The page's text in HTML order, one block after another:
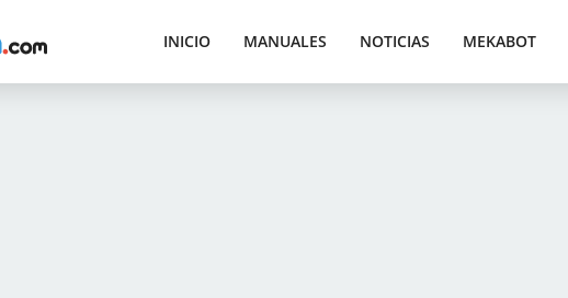
INICIO MANUALES NOTICIAS MEKABOT